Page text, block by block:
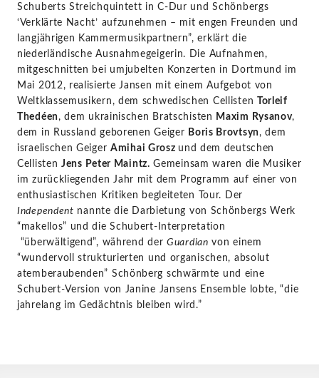
Schuberts Streichquintett in C-Dur und Schönbergs
‘Verklärte Nacht’ aufzunehmen – mit engen Freunden und
langjährigen Kammermusikpartnern”, erklärt die
niederländische Ausnahmegeigerin. Die Aufnahmen,
mitgeschnitten bei umjubelten Konzerten in Dortmund im
Mai 2012, realisierte Jansen mit einem Aufgebot von
Weltklassemusikern, dem schwedischen Cellisten Torleif
Thedéen, dem ukrainischen Bratschisten Maxim Rysanov,
dem in Russland geborenen Geiger Boris Brovtsyn, dem
israelischen Geiger Amihai Grosz und dem deutschen
CellistenJens Peter Maintz. Gemeinsam waren die Musiker
im zurückliegenden Jahr mit dem Programm auf einer von
enthusiastischen Kritiken begleiteten Tour. Der
Independent nannte die Darbietung von Schönbergs Werk
“makellos” und die Schubert-Interpretation
“überwältigend”, während der Guardian von einem
“wundervoll strukturierten und organischen, absolut
atemberaubenden” Schönberg schwärmte und eine
Schubert-Version von Janine Jansens Ensemble lobte, “die
jahrelang im Gedächtnis bleiben wird.”